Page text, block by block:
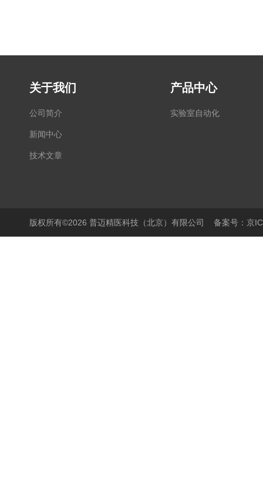
关于我们
公司简介
新闻中心
技术文章
产品中心
实验室自动化
版权所有©2026 普迈精医科技（北京）有限公司 备案号：京